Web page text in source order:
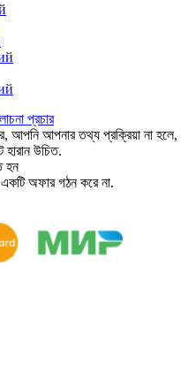
প্রচার
আপনি আপনার তথ্য প্রক্রিয়া না হলে,
উচিত.
হন
একটি অফার গঠন করে না.